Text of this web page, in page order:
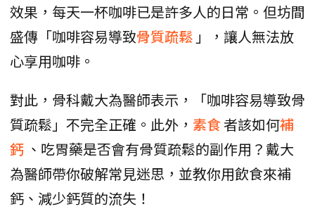
效果，每天一杯咖啡已是許多人的日常。但坊間
盛傳「咖啡容易導致骨質疏鬆 」，讓人無法放
心享用咖啡。
對此，骨科戴大為醫師表示，「咖啡容易導致骨
質疏鬆」不完全正確。此外， 素食者該如何補
鈣 、吃胃藥是否會有骨質疏鬆的副作用？戴大
為醫師帶你破解常見迷思，並教你用飲食來補
鈣、減少鈣質的流失！